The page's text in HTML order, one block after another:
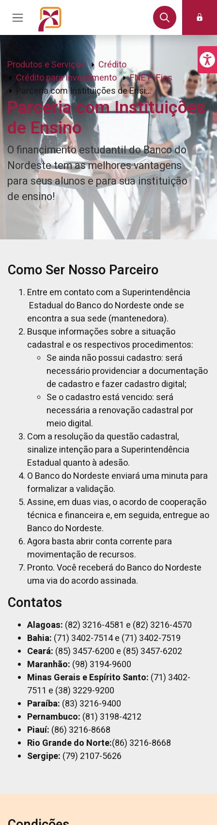
Produtos e Serviços
Crédito
Crédito para Investimento
FNE P-Fies
Parceria com Instituições de Ensino
Parceria com Instituições
de Ensino
O financimento estudantil do Banco do
Nordeste tem as melhores vantagens
para seus alunos e para sua instituição
de ensino!
Como Ser Nosso Parceiro
Entre em contato com a Superintendência
Estadual do Banco do Nordeste onde se
encontra a sua sede (mantenedora).
Busque informações sobre a situação
cadastral e os respectivos procedimentos:
Se ainda não possui cadastro: será
necessário providenciar a documentação
de cadastro e fazer cadastro digital;
Se o cadastro está vencido: será
necessária a renovação cadastral por
meio digital.
Com a resolução da questão cadastral,
sinalize intenção para a Superintendência
Estadual quanto à adesão.
O Banco do Nordeste enviará uma minuta para
formalizar a validação.
Assine, em duas vias, o acordo de cooperação
técnica e financeira e, em seguida, entregue ao
Banco do Nordeste.
Agora basta abrir conta corrente para
movimentação de recursos.
Pronto. Você receberá do Banco do Nordeste
uma via do acordo assinada.
Contatos
Alagoas: (82) 3216-4581 e (82) 3216-4570
Bahia: (71) 3402-7514 e (71) 3402-7519
Ceará: (85) 3457-6200 e (85) 3457-6202
Maranhão: (98) 3194-9600
Minas Gerais e Espírito Santo: (71) 3402-
7511 e (38) 3229-9200
Paraíba: (83) 3216-9400
Pernambuco: (81) 3198-4212
Piauí: (86) 3216-8668
Rio Grande do Norte:(86) 3216-8668
Sergipe: (79) 2107-5626